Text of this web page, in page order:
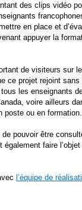
des clips vidéo
en place et
appuyer la
de visiteurs sur
ce projet rejoint
les enseignants
voire ailleurs
poste ou en formation.
pouvoir être
faire
l’équipe de